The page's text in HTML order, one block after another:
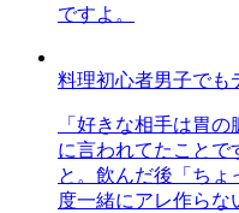
ですよ。
料理初心者男子でも
「好きな相手は胃
に言われてたことで
と。飲んだ後「ちょ
度一緒にアレ作らな